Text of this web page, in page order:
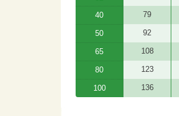
40 79
50 92
65 108
80 123
100 136